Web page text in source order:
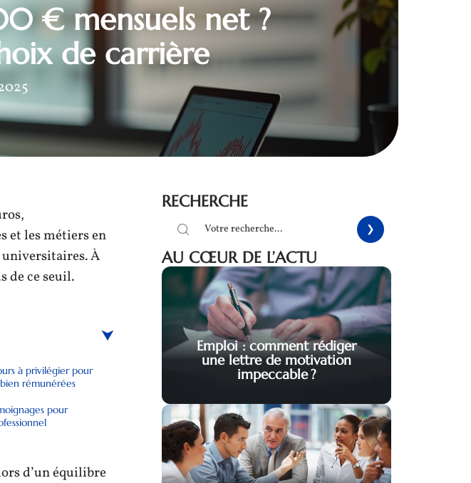
€ mensuels net ?
de carrière
et les métiers en
universitaires. À
de ce seuil.
à privilégier pour
rémunérées
pour
d’un équilibre
RECHERCHE
AU CŒUR DE L’ACTU
Emploi : comment rédiger
une lettre de motivation
impeccable ?